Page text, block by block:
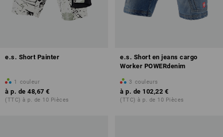
e.s. Short Painter
1 couleur
à p. de 48,67 €
(TTC) à p. de 10 Pièces
e.s. Short en jeans cargo
Worker POWERdenim
3 couleurs
à p. de 102,22 €
(TTC) à p. de 10 Pièces